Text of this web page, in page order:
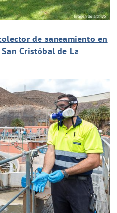
de saneamiento en
Cristóbal de La